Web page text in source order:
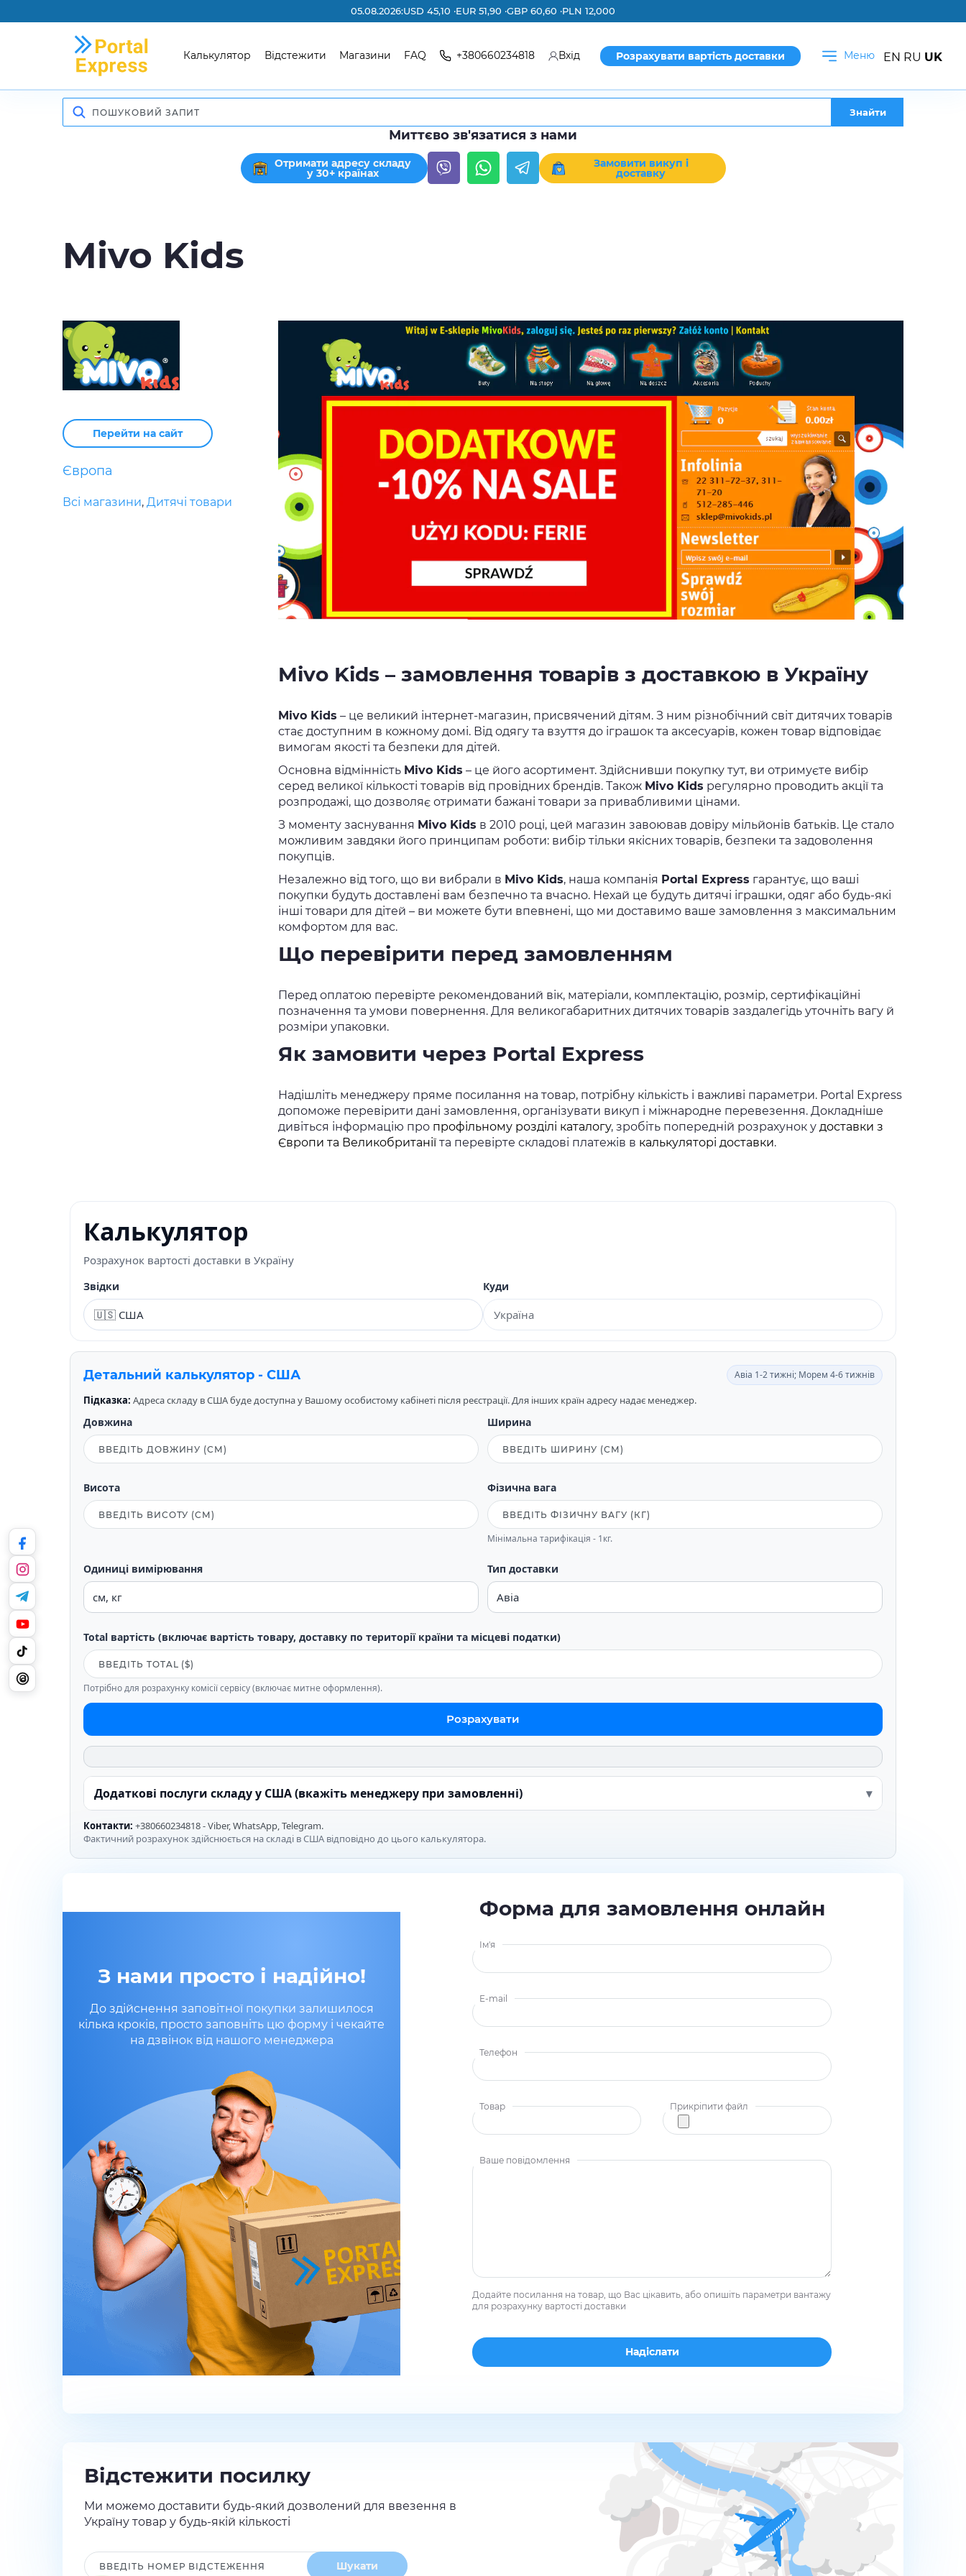
05.08.2026:USD 45,10 ·EUR 51,90 ·GBP 60,60 ·PLN 12,000
Калькулятор Відстежити Магазини FAQ +380660234818 Вхід Розрахувати вартість доставки Меню
Знайти
Миттєво зв'язатися з нами
Отримати адресу складу
у 30+ країнах
Замовити викуп і
доставку
Mivo Kids
Перейти на сайт
Європа
Всі магазини, Дитячі товари
Mivo Kids – замовлення товарів з доставкою в Україну
Mivo Kids – це великий інтернет-магазин, присвячений дітям. З ним різнобічний світ дитячих товарів
стає доступним в кожному домі. Від одягу та взуття до іграшок та аксесуарів, кожен товар відповідає
вимогам якості та безпеки для дітей.
Основна відмінність Mivo Kids – це його асортимент. Здійснивши покупку тут, ви отримуєте вибір
серед великої кількості товарів від провідних брендів. Також Mivo Kids регулярно проводить акції та
розпродажі, що дозволяє отримати бажані товари за привабливими цінами.
З моменту заснування Mivo Kids в 2010 році, цей магазин завоював довіру мільйонів батьків. Це стало
можливим завдяки його принципам роботи: вибір тільки якісних товарів, безпеки та задоволення
покупців.
Незалежно від того, що ви вибрали в Mivo Kids, наша компанія Portal Express гарантує, що ваші
покупки будуть доставлені вам безпечно та вчасно. Нехай це будуть дитячі іграшки, одяг або будь-які
інші товари для дітей – ви можете бути впевнені, що ми доставимо ваше замовлення з максимальним
комфортом для вас.
Що перевірити перед замовленням
Перед оплатою перевірте рекомендований вік, матеріали, комплектацію, розмір, сертифікаційні
позначення та умови повернення. Для великогабаритних дитячих товарів заздалегідь уточніть вагу й
розміри упаковки.
Як замовити через Portal Express
Надішліть менеджеру пряме посилання на товар, потрібну кількість і важливі параметри. Portal Express
допоможе перевірити дані замовлення, організувати викуп і міжнародне перевезення. Докладніше
дивіться інформацію про профільному розділі каталогу, зробіть попередній розрахунок у доставки з
Європи та Великобританії та перевірте складові платежів в калькуляторі доставки.
Калькулятор
Розрахунок вартості доставки в Україну
Звідки Куди
Детальний калькулятор - США Авіа 1-2 тижні; Морем 4-6 тижнів
Підказка: Адреса складу в США буде доступна у Вашому особистому кабінеті після реєстрації. Для інших країн адресу надає менеджер.
Довжина Ширина
Висота Фізична вага
Мінімальна тарифікація - 1кг.
Одиниці вимірювання Тип доставки
Total вартість (включає вартість товару, доставку по території країни та місцеві податки)
Потрібно для розрахунку комісії сервісу (включає митне оформлення).
Розрахувати
Додаткові послуги складу у США (вкажіть менеджеру при замовленні)
Контакти: +380660234818 - Viber, WhatsApp, Telegram.
Фактичний розрахунок здійснюється на складі в США відповідно до цього калькулятора.
З нами просто і надійно!
До здійснення заповітної покупки залишилося
кілька кроків, просто заповніть цю форму і чекайте
на дзвінок від нашого менеджера
Форма для замовлення онлайн
Ім'я
E-mail
Телефон
Товар Прикріпити файл
Ваше повідомлення
Додайте посилання на товар, що Вас цікавить, або опишіть параметри вантажу
для розрахунку вартості доставки
Відстежити посилку
Ми можемо доставити будь-який дозволений для ввезення в
Україну товар у будь-якій кількості
Шукати
EN RU UK